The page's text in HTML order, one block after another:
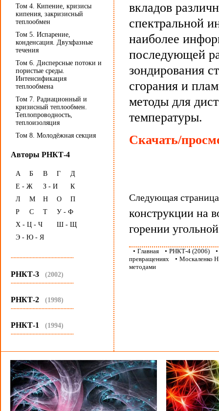
Том 4. Кипение, кризисы
кипения, закризисный
теплообмен
Том 5. Испарение,
конденсация. Двухфазные
течения
Том 6. Дисперсные потоки и
пористые среды.
Интенсификация
теплообмена
Том 7. Радиационный и
кризисный теплообмен.
Теплопроводность,
теплоизоляция
Том 8. Молодёжная секция
Авторы РНКТ-4
А Б В Г
Д
Е - Ж
З - И
К
Л
М Н О
П
Р
С Т
У - Ф
Х - Ц - Ч
Ш - Щ
Э - Ю - Я
...........................................
РНКТ-3 (2002)
...........................................
РНКТ-2 (1998)
...........................................
РНКТ-1 (1994)
...........................................
вкладов
спектральной
наиболее
последующей
зондирования
сгорания и
методы для
температуры.
Скачать/
Следующая
конструкции на
горении
• Главная • РНКТ-4 (2006)
превращениях • Москаленко
методами